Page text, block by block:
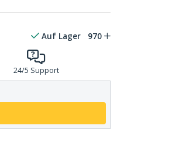
Auf Lager 970
24/5 Support